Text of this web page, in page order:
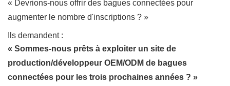
« Devrions-nous offrir des bagues connectées pour
augmenter le nombre d'inscriptions ? »
Ils demandent :
« Sommes-nous prêts à exploiter un site de
production/développeur OEM/ODM de bagues
connectées pour les trois prochaines années ? »